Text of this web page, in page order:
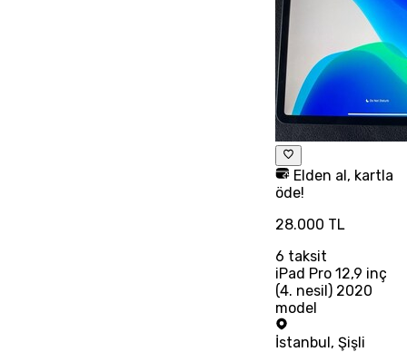
Elden al, kartla
öde!
28.000 TL
6 taksit
iPad Pro 12,9 inç
(4. nesil) 2020
model
İstanbul, Şişli